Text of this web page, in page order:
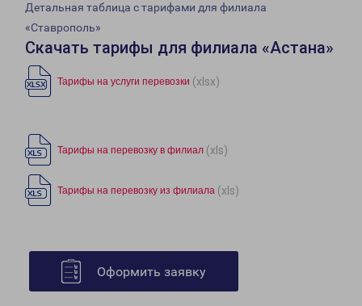
Детальная таблица с тарифами для филиала
«Ставрополь»
Скачать тарифы для филиала «Астана»
Тарифы на услуги перевозки (xlsx)
Тарифы на перевозку в филиал (xls)
Тарифы на перевозку из филиала (xls)
Оформить заявку